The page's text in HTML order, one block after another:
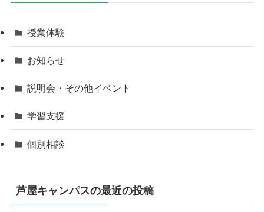
授業体験
お知らせ
説明会・その他イベント
学習支援
個別相談
芦屋キャンパスの最近の投稿